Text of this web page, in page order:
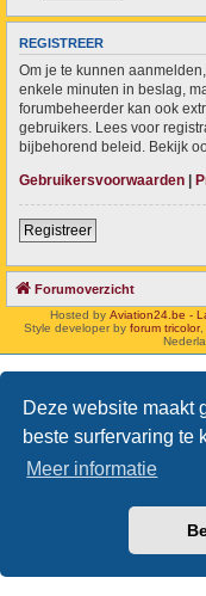
Deze website maakt
beste surfervaring te
Meer informatie
REGISTREER
Om je te kunnen
enkele minuten in beslag,
forumbeheerder kan ook
gebruikers. Lees voor
bijbehorend beleid. Bekijk
Gebruikersvoorwaarden
Registreer
Forumoverzicht
Hosted by Aviation24.be -
Style developer by forum tricolor,